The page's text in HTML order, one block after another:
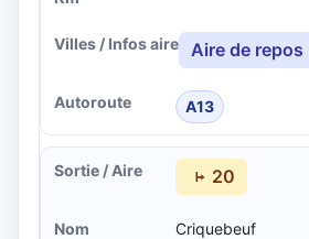
Aire de repos
A13
20
Criquebeuf